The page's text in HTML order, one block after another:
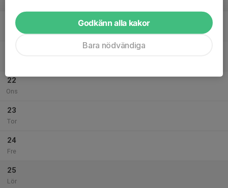
20
Mån
22
Ons
23
Tor
24
Fre
25
Lör
Godkänn alla kakor
Bara nödvändiga